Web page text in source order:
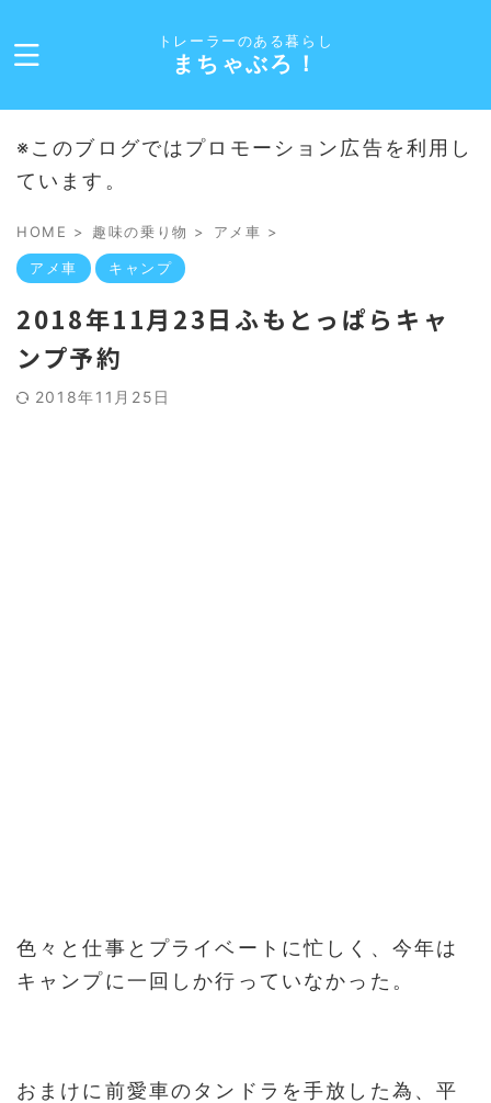
トレーラーのある暮らし
まちゃぶろ！
※このブログではプロモーション広告を利用し
ています。
HOME > 趣味の乗り物 > アメ車 >
アメ車 キャンプ
2018年11月23日ふもとっぱらキャ
ンプ予約
2018年11月25日
色々と仕事とプライベートに忙しく、今年は
キャンプに一回しか行っていなかった。
おまけに前愛車のタンドラを手放した為、平